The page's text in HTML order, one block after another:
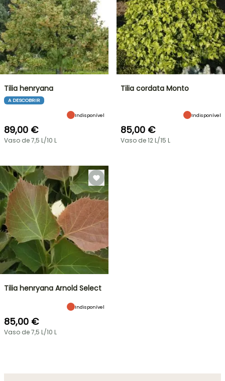
Tilia henryana
A DESCOBRIR
Indisponível
89,00 €
Vaso de 7,5 L/10 L
Tilia cordata Monto
Indisponível
85,00 €
Vaso de 12 L/15 L
Tilia henryana Arnold Select
Indisponível
85,00 €
Vaso de 7,5 L/10 L